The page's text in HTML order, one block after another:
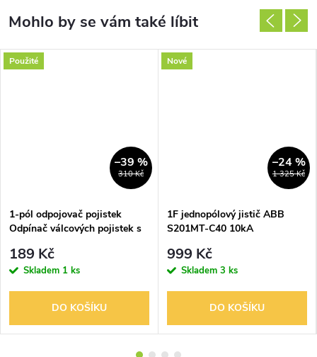
Použité
310 Kč
–39 %
1-pól odpojovač pojistek
Odpínač válcových pojistek s
VLC10 1P+L
189 Kč
Skladem 1 ks
DO KOŠÍKU
Nové
1 325 Kč
–24 %
1F jednopólový jistič ABB
S201MT-C40 10kA
999 Kč
Skladem 3 ks
DO KOŠÍKU